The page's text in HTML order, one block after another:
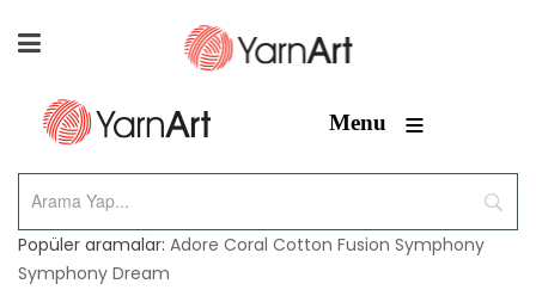
Menu ≡
Popüler aramalar: Adore Coral Cotton Fusion Symphony
Symphony Dream